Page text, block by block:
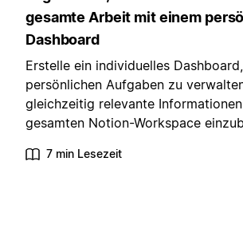
gesamte Arbeit mit einem
Dashboard
Erstelle ein individuelles
persönlichen Aufgaben zu
gleichzeitig relevante
gesamten Notion-Workspace
7 min Lesezeit